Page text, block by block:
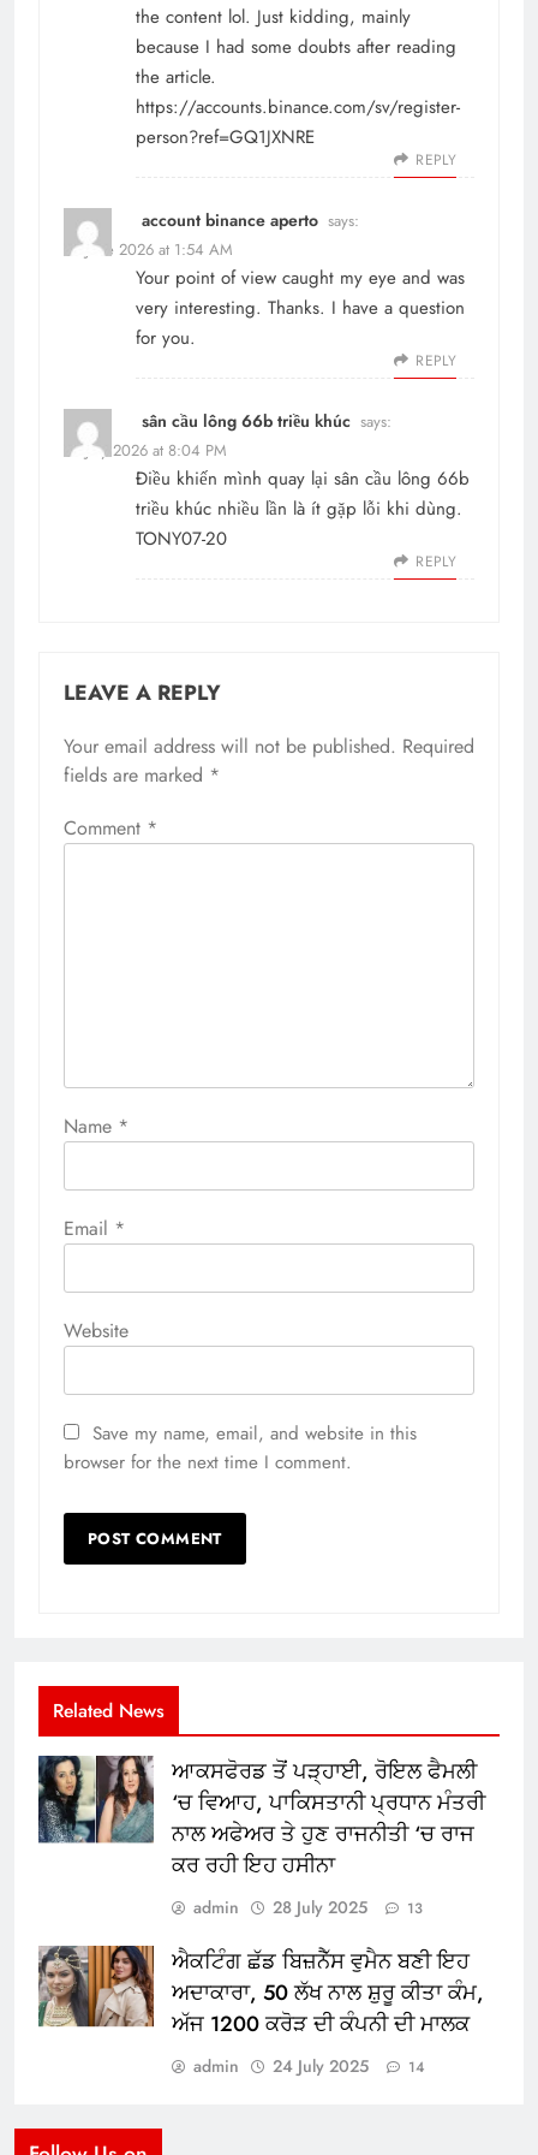
the content lol. Just kidding, mainly
because I had some doubts after reading
the article.
https://accounts.binance.com/sv/register-
person?ref=GQ1JXNRE
REPLY
account binance aperto says:
29 June 2026 at 1:54 AM
Your point of view caught my eye and was
very interesting. Thanks. I have a question
for you.
REPLY
sân cầu lông 66b triều khúc says:
29 July 2026 at 8:04 PM
Điều khiến mình quay lại sân cầu lông 66b
triều khúc nhiều lần là ít gặp lỗi khi dùng.
TONY07-20
REPLY
LEAVE A REPLY
Your email address will not be published. Required
fields are marked *
Comment *
Name *
Email *
Website
Save my name, email, and website in this
browser for the next time I comment.
Related News
ਆਕਸਫੋਰਡ ਤੋਂ ਪੜ੍ਹਾਈ, ਰੋਇਲ ਫੈਮਲੀ
‘ਚ ਵਿਆਹ, ਪਾਕਿਸਤਾਨੀ ਪ੍ਰਧਾਨ ਮੰਤਰੀ
ਨਾਲ ਅਫੇਅਰ ਤੇ ਹੁਣ ਰਾਜਨੀਤੀ ‘ਚ ਰਾਜ
ਕਰ ਰਹੀ ਇਹ ਹਸੀਨਾ
admin 28 July 2025 13
ਐਕਟਿੰਗ ਛੱਡ ਬਿਜ਼ਨੈੱਸ ਵੁਮੈਨ ਬਣੀ ਇਹ
ਅਦਾਕਾਰਾ, 50 ਲੱਖ ਨਾਲ ਸ਼ੁਰੂ ਕੀਤਾ ਕੰਮ,
ਅੱਜ 1200 ਕਰੋੜ ਦੀ ਕੰਪਨੀ ਦੀ ਮਾਲਕ
admin 24 July 2025 14